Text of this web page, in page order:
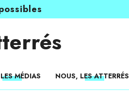
MÉDIAS NOUS, LES ATTERRÉS